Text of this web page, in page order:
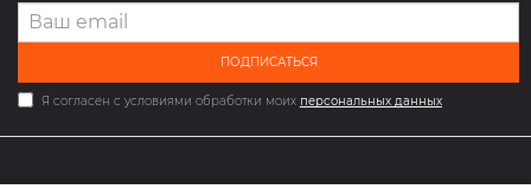
ПОДПИСАТЬСЯ
Я согласен с условиями обработки моих персональных данных